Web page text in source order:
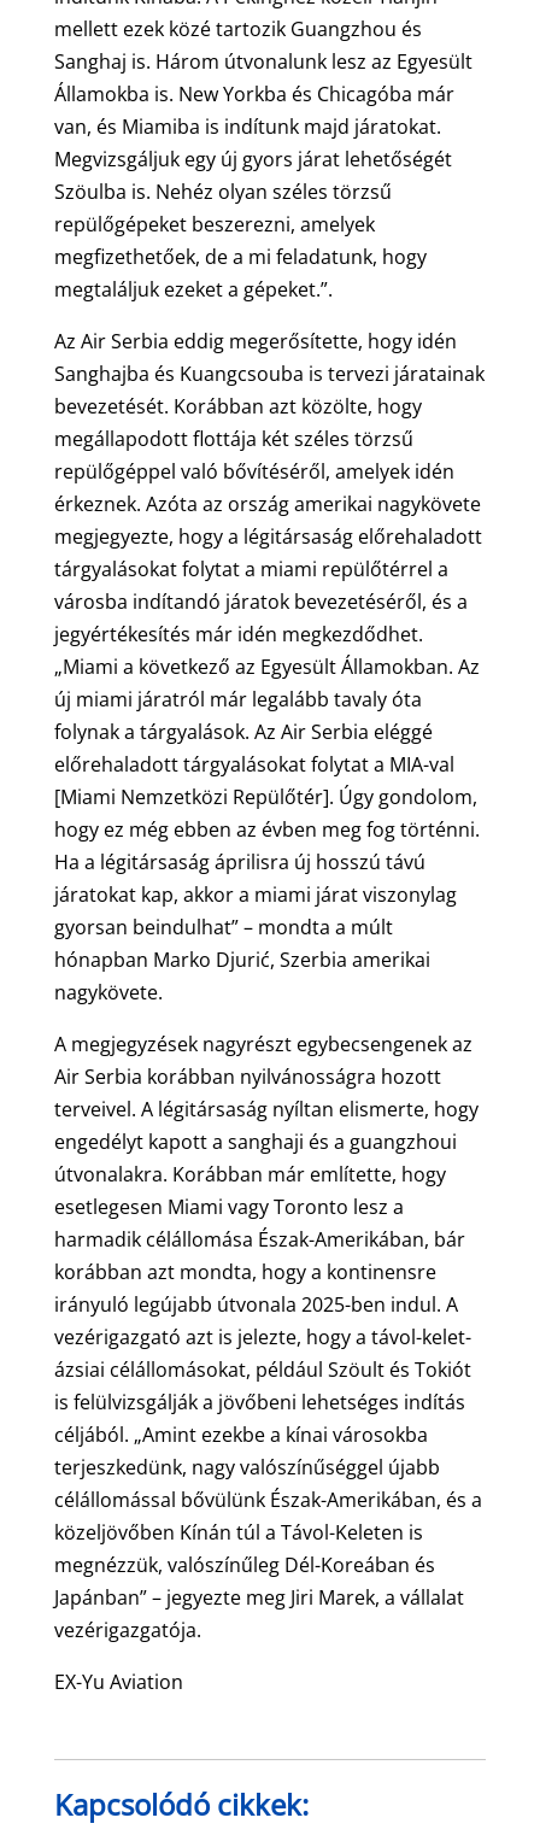
mellett ezek közé tartozik Guangzhou és
Sanghaj is. Három útvonalunk lesz az Egyesült
Államokba is. New Yorkba és Chicagóba már
van, és Miamiba is indítunk majd járatokat.
Megvizsgáljuk egy új gyors járat lehetőségét
Szöulba is. Nehéz olyan széles törzsű
repülőgépeket beszerezni, amelyek
megfizethetőek, de a mi feladatunk, hogy
megtaláljuk ezeket a gépeket.”.
Az Air Serbia eddig megerősítette, hogy idén
Sanghajba és Kuangcsouba is tervezi járatainak
bevezetését. Korábban azt közölte, hogy
megállapodott flottája két széles törzsű
repülőgéppel való bővítéséről, amelyek idén
érkeznek. Azóta az ország amerikai nagykövete
megjegyezte, hogy a légitársaság előrehaladott
tárgyalásokat folytat a miami repülőtérrel a
városba indítandó járatok bevezetéséről, és a
jegyértékesítés már idén megkezdődhet.
„Miami a következő az Egyesült Államokban. Az
új miami járatról már legalább tavaly óta
folynak a tárgyalások. Az Air Serbia eléggé
előrehaladott tárgyalásokat folytat a MIA-val
[Miami Nemzetközi Repülőtér]. Úgy gondolom,
hogy ez még ebben az évben meg fog történni.
Ha a légitársaság áprilisra új hosszú távú
járatokat kap, akkor a miami járat viszonylag
gyorsan beindulhat” – mondta a múlt
hónapban Marko Djurić, Szerbia amerikai
nagykövete.
A megjegyzések nagyrészt egybecsengenek az
Air Serbia korábban nyilvánosságra hozott
terveivel. A légitársaság nyíltan elismerte, hogy
engedélyt kapott a sanghaji és a guangzhoui
útvonalakra. Korábban már említette, hogy
esetlegesen Miami vagy Toronto lesz a
harmadik célállomása Észak-Amerikában, bár
korábban azt mondta, hogy a kontinensre
irányuló legújabb útvonala 2025-ben indul. A
vezérigazgató azt is jelezte, hogy a távol-kelet-
ázsiai célállomásokat, például Szöult és Tokiót
is felülvizsgálják a jövőbeni lehetséges indítás
céljából. „Amint ezekbe a kínai városokba
terjeszkedünk, nagy valószínűséggel újabb
célállomással bővülünk Észak-Amerikában, és a
közeljövőben Kínán túl a Távol-Keleten is
megnézzük, valószínűleg Dél-Koreában és
Japánban” – jegyezte meg Jiri Marek, a vállalat
vezérigazgatója.
EX-Yu Aviation
Kapcsolódó cikkek: